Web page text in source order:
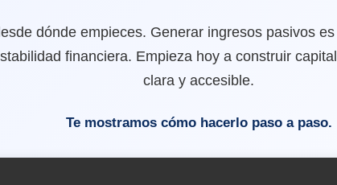
dónde empieces. Generar ingresos pasivos
financiera. Empieza hoy a construir
clara y accesible.
Te mostramos cómo hacerlo paso a paso.